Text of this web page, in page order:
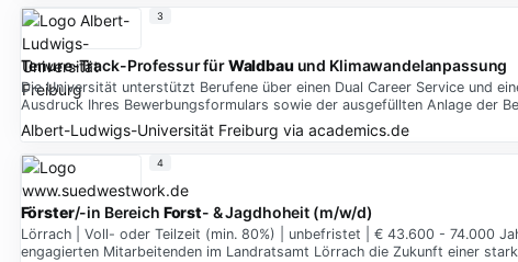
Tenure-Track-Professur fürWaldbauund Klimawandelanpassung
Die Universität unterstützt Berufene über einen Dual Career Service und
Ausdruck Ihres Bewerbungsformulars sowie der ausgefüllten Anlage der
Albert-Ludwigs-Universität Freiburg via academics.de
3
Förster/-in Bereich Forst- & Jagdhoheit (m/w/d)
Lörrach | Voll- oder Teilzeit (min. 80%) | unbefristet | € 43.600 - 74.000
engagierten Mitarbeitenden im Landratsamt Lörrach die Zukunft einer
4